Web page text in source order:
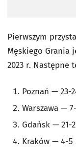
Pierwszym
Męskiego Grania
2023 r. Następne
Poznań — 23-
Warszawa —
Gdańsk — 21-
Kraków — 4-5